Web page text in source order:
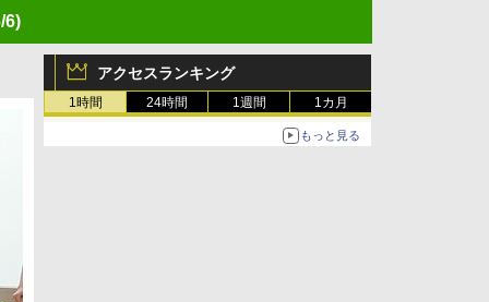
6)
アクセスランキング
1時間 24時間 1週間 1カ月
もっと見る